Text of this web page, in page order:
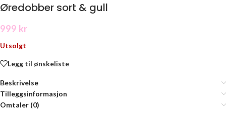
Øredobber sort & gull
999 kr
Utsolgt
Legg til ønskeliste
Beskrivelse
Tilleggsinformasjon
Omtaler (0)